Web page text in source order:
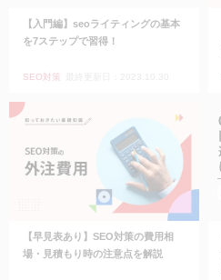
【入門編】seoライティングの基本
を7ステップで習得！
SEO対策
【早見表あり】SEO対策の費用相
場・見積もり時の注意点を解説